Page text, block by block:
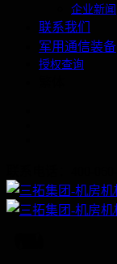
企业新闻
联系我们
军用通信装备
授权查询